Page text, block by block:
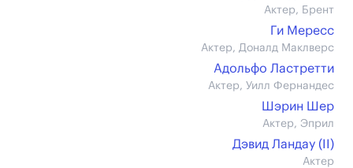
Актер, Брент
Ги Мересс
Актер, Доналд Маклверс
Адольфо Ластретти
Актер, Уилл Фернандес
Шэрин Шер
Актер, Эприл
Дэвид Ландау (II)
Актер